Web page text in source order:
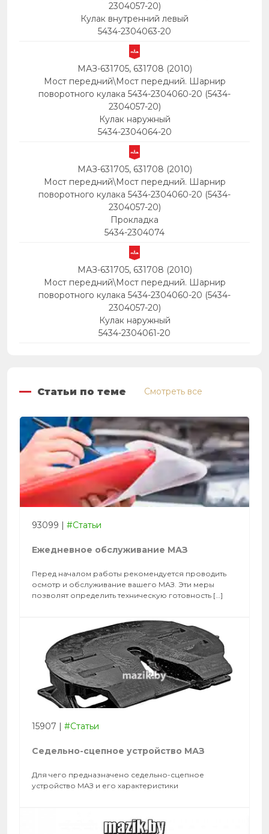
2304057-20)
Кулак внутренний левый
5434-2304063-20
МАЗ-631705, 631708 (2010)
Мост передний\Мост передний. Шарнир
поворотного кулака 5434-2304060-20 (5434-
2304057-20)
Кулак наружный
5434-2304064-20
МАЗ-631705, 631708 (2010)
Мост передний\Мост передний. Шарнир
поворотного кулака 5434-2304060-20 (5434-
2304057-20)
Прокладка
5434-2304074
МАЗ-631705, 631708 (2010)
Мост передний\Мост передний. Шарнир
поворотного кулака 5434-2304060-20 (5434-
2304057-20)
Кулак наружный
5434-2304061-20
Статьи по теме Смотреть все
93099 | #Статьи
Ежедневное обслуживание МАЗ
Перед началом работы рекомендуется проводить
осмотр и обслуживание вашего МАЗ. Эти меры
позволят определить техническую готовность […]
15907 | #Статьи
Седельно-сцепное устройство МАЗ
Для чего предназначено седельно-сцепное
устройство МАЗ и его характеристики